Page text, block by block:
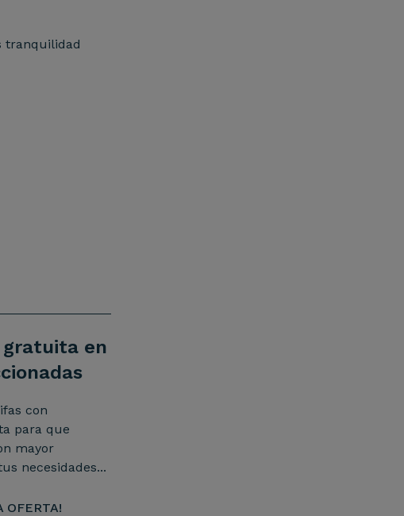
gratuita en
con
para que
mayor
necesidades...
OFERTA!